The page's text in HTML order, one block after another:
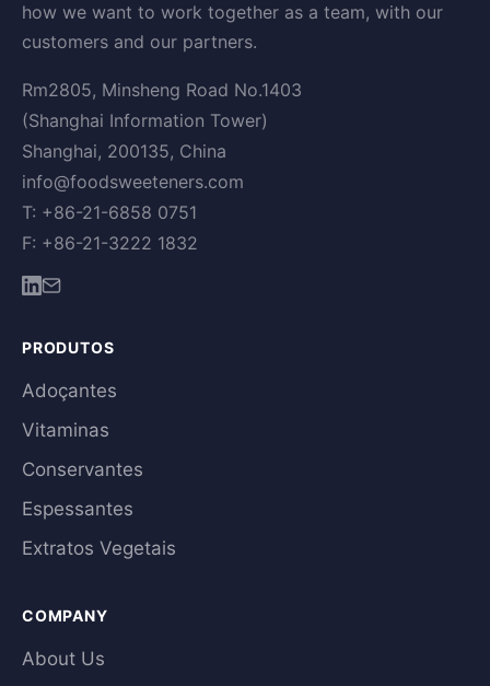
how we want to work together as a team, with our
customers and our partners.
Rm2805, Minsheng Road No.1403
(Shanghai Information Tower)
Shanghai, 200135, China
info@foodsweeteners.com
T: +86-21-6858 0751
F: +86-21-3222 1832
PRODUTOS
Adoçantes
Vitaminas
Conservantes
Espessantes
Extratos Vegetais
COMPANY
About Us